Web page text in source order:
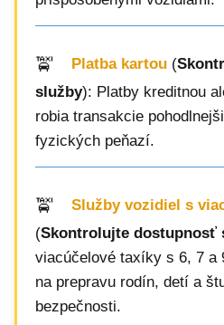
Platba kartou (
služby): Platby kreditnou
robia transakcie
fyzických peňazí.
Služby vozidiel s
(Skontrolujte dostupnosť
viacúčelové taxíky s 6, 7 a
na prepravu rodín, detí a
bezpečnosti.